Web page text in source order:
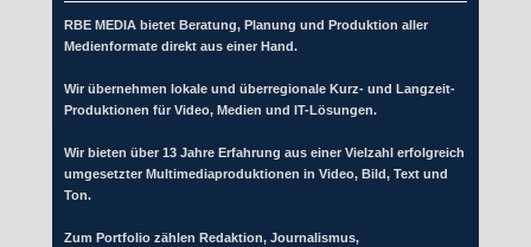
RBE MEDIA bietet Beratung, Planung und Produktion aller
Medienformate direkt aus einer Hand.
Wir übernehmen lokale und überregionale Kurz- und Langzeit-
Produktionen für Video, Medien und IT-Lösungen.
Wir bieten über 13 Jahre Erfahrung aus einer Vielzahl erfolgreich
umgesetzter Multimediaproduktionen in Video, Bild, Text und
Ton.
Zum Portfolio zählen Redaktion, Journalismus,